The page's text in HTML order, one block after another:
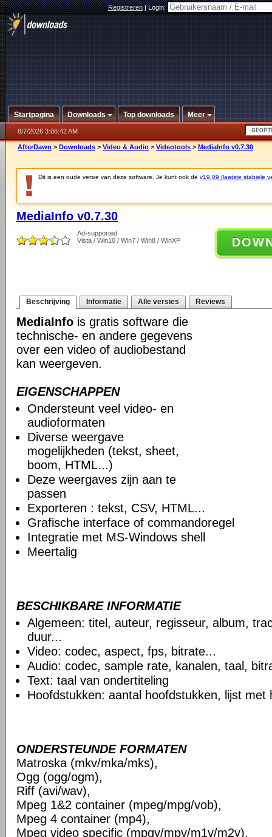
Registreren|Login:
Startpagina Downloads Top downloads Meer
8/7/2026 3:06:42 AM
AfterDawn > Downloads > Video & Audio > Videotools > MediaInfo v0.7.30
Dit is een oude versie van deze software. Je kunt ook de v19.09 (laatste stabiele
MediaInfo v0.7.30
Ad-supported
Vista / Win10 / Win7 / Win8 / WinXP
Beschrijving Informatie Alle versies Reviews
MediaInfo is gratis software die
technische- en andere gegevens
over een video of audiobestand
kan weergeven.
EIGENSCHAPPEN
Ondersteunt veel video- en
audioformaten
Diverse weergave
mogelijkheden (tekst, sheet,
boom, HTML...)
Deze weergaves zijn aan te
passen
Exporteren : tekst, CSV, HTML...
Grafische interface of commandoregel
Integratie met MS-Windows shell
Meertalig
BESCHIKBARE INFORMATIE
Algemeen: titel, auteur, regisseur, album,
duur...
Video: codec, aspect, fps, bitrate...
Audio: codec, sample rate, kanalen, taal,
Text: taal van ondertiteling
Hoofdstukken: aantal hoofdstukken, lijst met
ONDERSTEUNDE FORMATEN
Matroska (mkv/mka/mks),
Ogg (ogg/ogm),
Riff (avi/wav),
Mpeg 1&2 container (mpeg/mpg/vob),
Mpeg 4 container (mp4),
Mpeg video specific (mpgv/mpv/m1v/m2v),